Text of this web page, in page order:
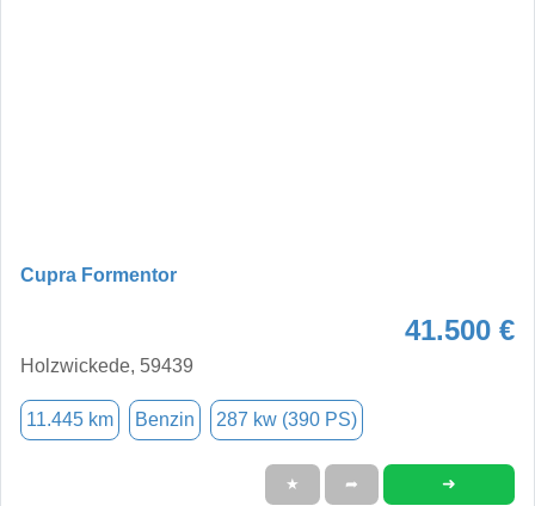
Cupra Formentor
41.500 €
Holzwickede, 59439
11.445 km Benzin 287 kw (390 PS)
★ ➦ ➜